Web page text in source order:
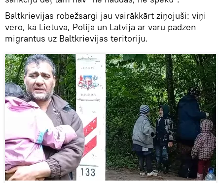
Baltkrievijas robežsargi jau vairākkārt ziņojuši: viņi
vēro, kā Lietuva, Polija un Latvija ar varu padzen
migrantus uz Baltkrievijas teritoriju.